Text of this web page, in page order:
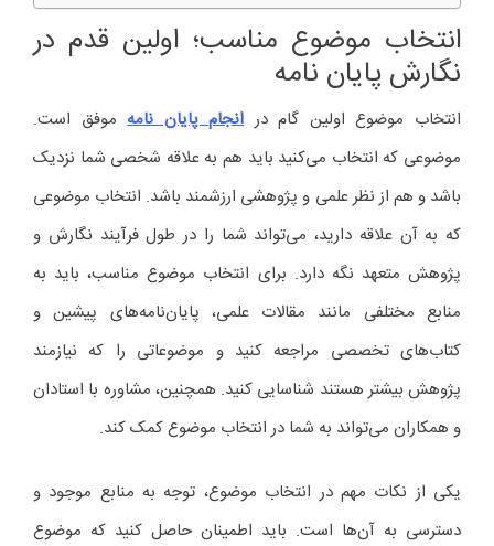
انتخاب موضوع مناسب؛ اولین قدم در
نگارش پایان نامه
انتخاب موضوع اولین گام در انجام پایان نامهموفق است.
موضوعی که انتخاب می‌کنید باید هم به علاقه شخصی شما نزدیک
باشد و هم از نظر علمی و پژوهشی ارزشمند باشد. انتخاب موضوعی
که به آن علاقه دارید، می‌تواند شما را در طول فرآیند نگارش و
پژوهش متعهد نگه دارد. برای انتخاب موضوع مناسب، باید به
منابع مختلفی مانند مقالات علمی، پایان‌نامه‌های پیشین و
کتاب‌های تخصصی مراجعه کنید و موضوعاتی را که نیازمند
پژوهش بیشتر هستند شناسایی کنید. همچنین، مشاوره با استادان
و همکاران می‌تواند به شما در انتخاب موضوع کمک کند.
یکی از نکات مهم در انتخاب موضوع، توجه به منابع موجود و
دسترسی به آن‌ها است. باید اطمینان حاصل کنید که موضوع